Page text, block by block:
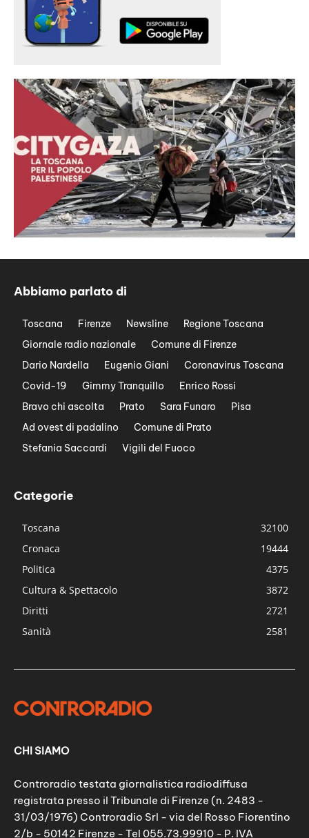
Abbiamo parlato di
Toscana Firenze Newsline
Regione Toscana
Giornale radio nazionale
Comune di Firenze
Dario Nardella
Eugenio Giani
Coronavirus Toscana
Covid-19
Gimmy Tranquillo
Enrico Rossi
Bravo chi ascolta
Prato Sara Funaro
Pisa
Ad ovest di padalino
Comune di Prato
Stefania Saccardi
Vigili del Fuoco
Categorie
Toscana
32100
Cronaca
19444
Politica
4375
Cultura & Spettacolo
3872
Diritti
2721
Sanità
2581
CHI SIAMO
Controradio testata giornalistica radiodiffusa
registrata presso il Tribunale di Firenze (n. 2483 -
31/03/1976) Controradio Srl - via del Rosso Fiorentino
2/b - 50142 Firenze - Tel 055.73.99910 - P. IVA